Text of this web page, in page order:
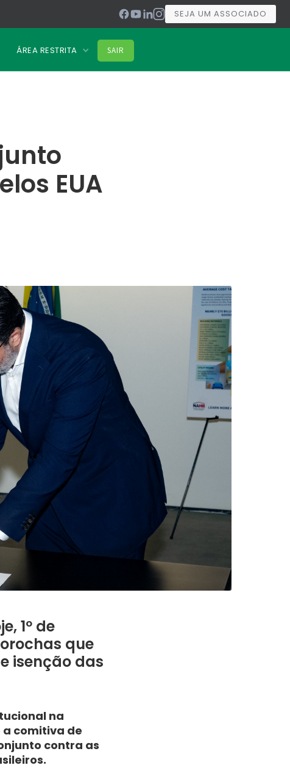
SEJA UM ASSOCIADO
ÁREA RESTRITA SAIR
EUA
1º de
que
isenção das
na
comitiva de
contra as